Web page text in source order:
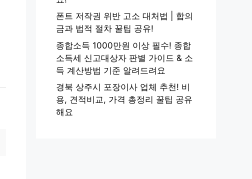
폰트 저작권 위반 고소 대처법 | 합의
금과 법적 절차 꿀팁 공유!
종합소득 1000만원 이상 필수! 종합
소득세 신고대상자 판별 가이드 & 소
득 계산방법 기준 알려드려요
경북 상주시 포장이사 업체 추천! 비
용, 견적비교, 가격 총정리 꿀팁 공유
해요